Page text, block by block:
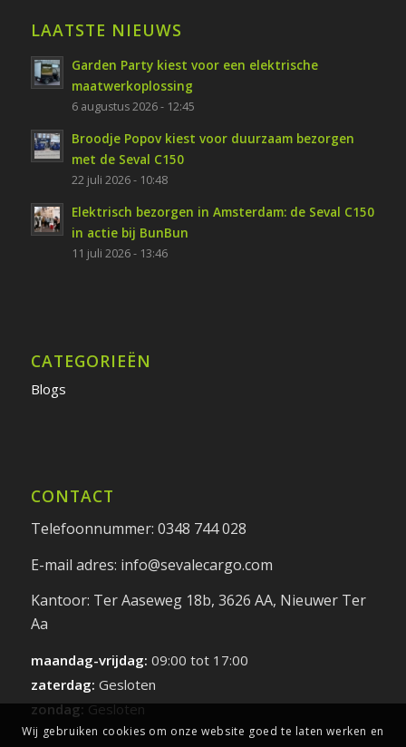
LAATSTE NIEUWS
Garden Party kiest voor een elektrische
maatwerkoplossing
6 augustus 2026 - 12:45
Broodje Popov kiest voor duurzaam bezorgen
met de Seval C150
22 juli 2026 - 10:48
Elektrisch bezorgen in Amsterdam: de Seval C150
in actie bij BunBun
11 juli 2026 - 13:46
CATEGORIEËN
Blogs
CONTACT
Telefoonnummer: 0348 744 028
E-mail adres: info@sevalecargo.com
Kantoor: Ter Aaseweg 18b, 3626 AA, Nieuwer Ter
Aa
maandag-vrijdag: 09:00 tot 17:00
zaterdag: Gesloten
zondag:Gesloten
Wij gebruiken cookies om onze website goed te laten werken en